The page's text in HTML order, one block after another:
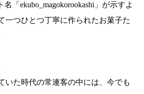
名「ekubo_magokorookashi」が示すよ
一つひとつ丁寧に作られたお菓子た
いた時代の常連客の中には、今でも